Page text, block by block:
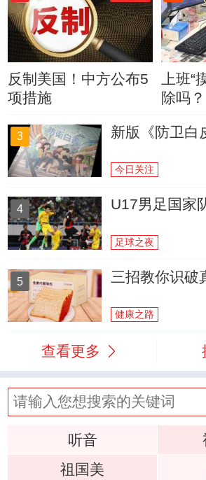
反制美国！中方公布5
项措施
上班
除吗？
3 新版《防卫白
今日关注
4 U17男足国家
足球之夜
5 三招教你识破
健康之路
查看更多
听音
祖国美